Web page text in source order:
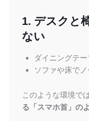
1. デスクと
ない
ダイニングテ
ソファや床で
このような環境では
る「スマホ首」の